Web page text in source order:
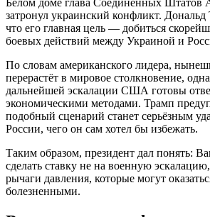
Белом доме глава Соединенных Штатов
затронул украинский конфликт.
что его главная цель — добиться
боевых действий между Украиной и
По словам американского лидера,
перерастёт в мировое столкновение,
дальнейшей эскалации США готовы
экономическими методами. Трамп
подобный сценарий станет серьёзным
России, чего он сам хотел бы избежать.
Таким образом, президент дал понять:
сделать ставку не на военную
рычаги давления, которые могут
болезненными.